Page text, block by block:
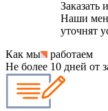
Заказать
Наши
уточнят
Как мы
работаем
Не более 10 дней от